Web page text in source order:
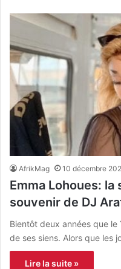
AfrikMag 10 décembre
Emma Lohoues: la
souvenir de DJ
Bientôt deux années que le
de ses siens. Alors que les
Lire la suite »